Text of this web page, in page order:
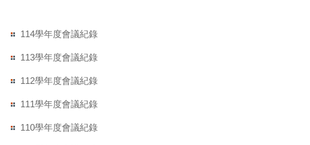
114學年度會議紀錄
113學年度會議紀錄
112學年度會議紀錄
111學年度會議紀錄
110學年度會議紀錄